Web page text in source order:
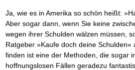
Ja, wie es in Amerika so schön heißt:
Aber sogar dann, wenn Sie keine
wegen ihrer Schulden wälzen müssen,
Ratgeber »Kaufe doch deine Schulden«
finden ist eine der Methoden, die sogar
hoffnungslosen Fällen geradezu